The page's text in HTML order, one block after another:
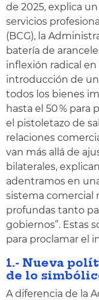
de 2025, explica
servicios
(BCG), la
batería de
inflexión radical en
introducción de un
todos los bienes
hasta el 50 % para
el pistoletazo de
relaciones
van más allá de
bilaterales,
adentramos en
sistema comercial
profundas tanto
gobiernos”. Estas
para proclamar el
1.- Nueva
de lo
A diferencia de la